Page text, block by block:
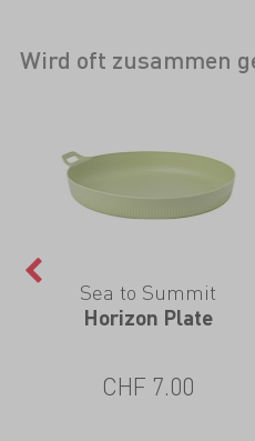
Wird oft zusammen
Sea to Summit
Horizon Plate
CHF 7.00